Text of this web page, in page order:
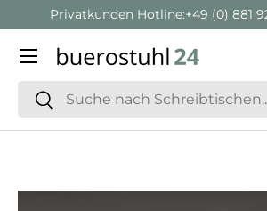
Direkt zum Inhalt
Geschäftskunden Beratung:+ 49 (0)
Suchen
Suchen
Menü